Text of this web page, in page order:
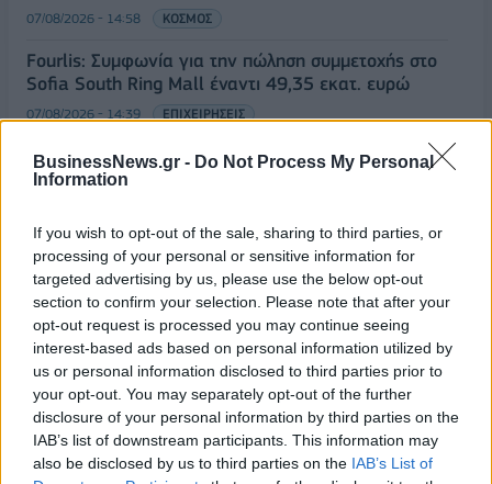
BusinessNews.gr - Do Not Process My Personal
Information
If you wish to opt-out of the sale, sharing to third parties, or
processing of your personal or sensitive information for
targeted advertising by us, please use the below opt-out
section to confirm your selection. Please note that after your
opt-out request is processed you may continue seeing
interest-based ads based on personal information utilized by
us or personal information disclosed to third parties prior to
your opt-out. You may separately opt-out of the further
disclosure of your personal information by third parties on the
IAB’s list of downstream participants. This information may
also be disclosed by us to third parties on the IAB’s List of
07/08/2026 - 14:58 ΚΟΣΜΟΣ
Fourlis: Συμφωνία για την πώληση συμμετοχής στο
Sofia South Ring Mall έναντι 49,35 εκατ. ευρώ
07/08/2026 - 14:39 ΕΠΙΧΕΙΡΗΣΕΙΣ
ΥΠΠΟ: Επιχορηγήσεις 1.106.000 ευρώ για την
ενίσχυση των Πολυθεματικών Φεστιβάλ σε όλη την
07/08/2026 - 14:34 ΟΙΚΟΝΟΜΙΑ
ΔΗΜΟΦΙΛΗ